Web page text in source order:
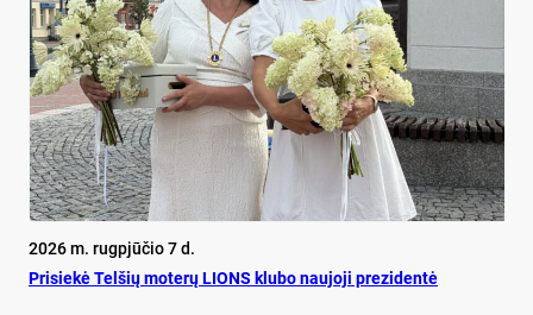
2026 m. rugpjūčio 7 d.
Pri­siekė Tel­šių mo­terų LIONS klu­bo nau­jo­ji pre­zi­dentė